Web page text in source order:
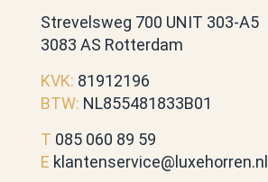
Strevelsweg 700 UNIT 303-A5
3083 AS Rotterdam
KVK: 81912196
BTW: NL855481833B01
T 085 060 89 59
E klantenservice@luxehorren.nl